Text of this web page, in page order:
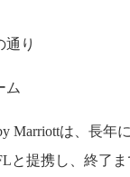
通り
ム
Marriottは、長年
と提携し、終了ま